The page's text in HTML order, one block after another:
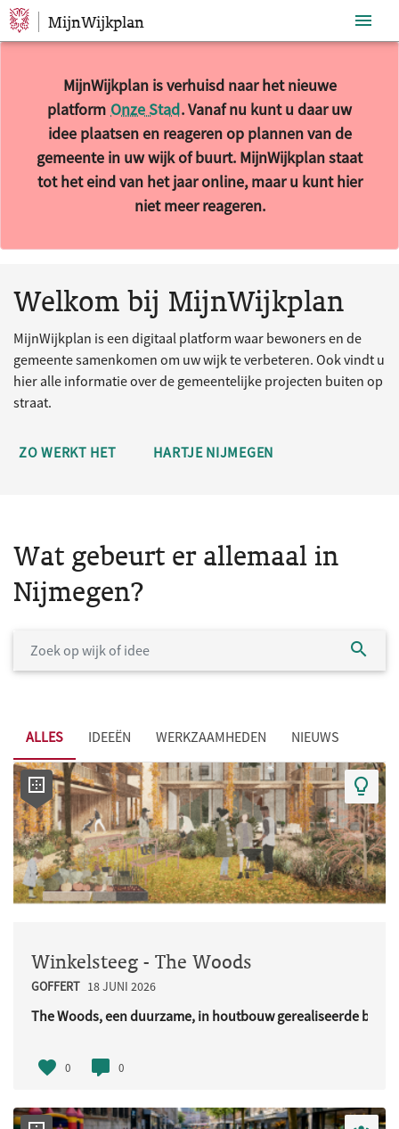
Sla navigatie over
MijnWijkplan
MijnWijkplan is verhuisd naar het nieuwe
platform Onze Stad. Vanaf nu kunt u daar uw
idee plaatsen en reageren op plannen van de
gemeente in uw wijk of buurt. MijnWijkplan staat
tot het eind van het jaar online, maar u kunt hier
niet meer reageren.
Welkom bij MijnWijkplan
MijnWijkplan is een digitaal platform waar bewoners en de
gemeente samenkomen om uw wijk te verbeteren. Ook vindt u
hier alle informatie over de gemeentelijke projecten buiten op
straat.
ZO WERKT HET HARTJE NIJMEGEN
Wat gebeurt er allemaal in
Nijmegen?
ALLES IDEEËN WERKZAAMHEDEN NIEUWS
Winkelsteeg - The Woods
GOFFERT 18 JUNI 2026
The Woods, een duurzame, in houtbouw gerealiseerde buurt
0 0